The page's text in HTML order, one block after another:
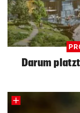
Darum